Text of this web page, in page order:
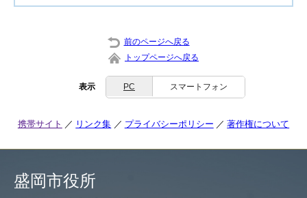
前のページへ戻る
トップページへ戻る
表示 PC スマートフォン
携帯サイト リンク集 プライバシーポリシー 著作権について
盛岡市役所